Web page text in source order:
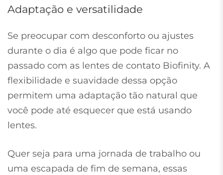
Adaptação e versatilidade
Se preocupar com desconforto ou ajustes
durante o dia é algo que pode ficar no
passado com as lentes de contato Biofinity. A
flexibilidade e suavidade dessa opção
permitem uma adaptação tão natural que
você pode até esquecer que está usando
lentes.
Quer seja para uma jornada de trabalho ou
uma escapada de fim de semana, essas